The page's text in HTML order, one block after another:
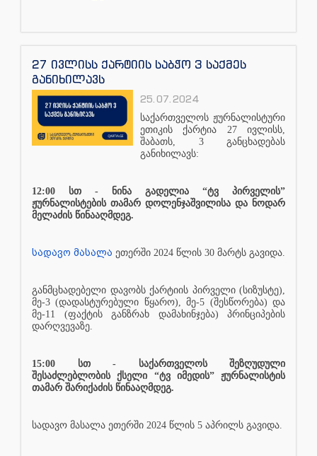
27 ივლისს ქარტიის საბჭო 3 საქმეს
განიხილავს
25.07.2024
საქართველოს ჟურნალისტური
ეთიკის ქარტია 27 ივლისს,
შაბათს, 3 განცხადებას
განიხილავს:
12:00 სთ - ნინა გადელია “ტვ პირველის”
ჟურნალისტების თამარ დოლენჯაშვილისა და ნოდარ
მელაძის წინააღმდეგ.
სადავო მასალა ეთერში 2024 წლის 30 მარტს გავიდა.
განმცხადებელი დავობს ქარტიის პირველი (სიზუსტე),
მე-3 (დადასტურებული წყარო), მე-5 (შესწორება) და
მე-11 (ფაქტის განზრახ დამახინჯება) პრინციპების
დარღვევაზე.
15:00 სთ - საქართველოს შეზღუდული
შესაძლებლობის ქსელი “ტვ იმედის” ჟურნალისტის
თამარ შარიქაძის წინააღმდეგ.
სადავო მასალა ეთერში 2024 წლის 5 აპრილს გავიდა.